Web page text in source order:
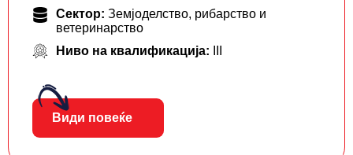
Сектор: Земјоделство, рибарство и
ветеринарство
Ниво на квалификација:
Види повеќе